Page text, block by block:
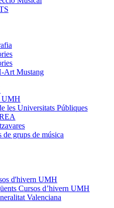
Art Mustang
UMH
les Universitats Públiques
grups de música
d'hivern UMH
Cursos d’hivern UMH
Valenciana